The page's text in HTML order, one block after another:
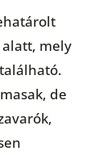
alatt, mely
de